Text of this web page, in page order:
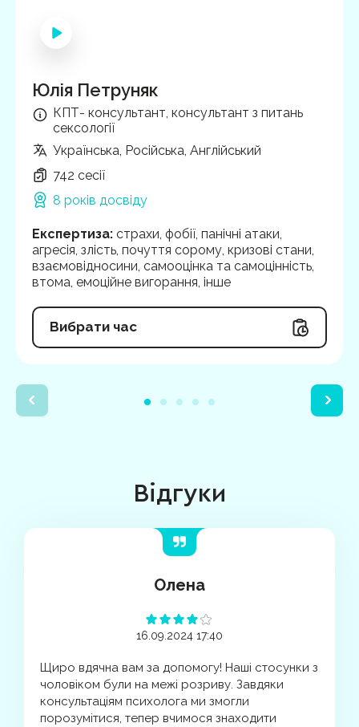
Юлія Петруняк
КПТ- консультант, консультант з питань
сексології
Українська, Російська, Англійський
742 сесії
8 років досвіду
Експертиза: страхи, фобії, панічні атаки,
агресія, злість, почуття сорому, кризові стани,
взаємовідносини, самооцінка та самоцінність,
втома, емоційне вигорання, інше
Вибрати час
Відгуки
Олена
16.09.2024 17:40
Щиро вдячна вам за допомогу! Наші стосунки з
чоловіком були на межі розриву. Завдяки
консультаціям психолога ми змогли
порозумітися, тепер вчимося знаходити